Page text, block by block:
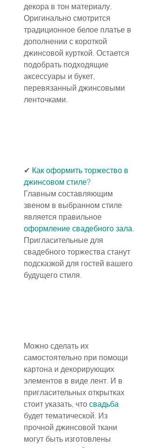
декора в тон материалу.
Оригинально смотрится
традиционное белое платье в
дополнении с короткой
джинсовой курткой. Остается
подобрать подходящие
аксессуары и букет,
перевязанный джинсовыми
ленточками.
✔ Как оформить торжество в
джинсовом стиле?
Главным составляющим
звеном в выбранном стиле
является правильное
оформление свадебного зала.
Пригласительные для
свадебного торжества станут
подсказкой для гостей вашего
будущего стиля.
Можно сделать их
самостоятельно при помощи
картона и декорирующих
элементов в виде лент. И в
пригласительных открытках
стоит указать, что свадьба
будет тематической. Из
прочной джинсовой ткани
могут быть изготовлены